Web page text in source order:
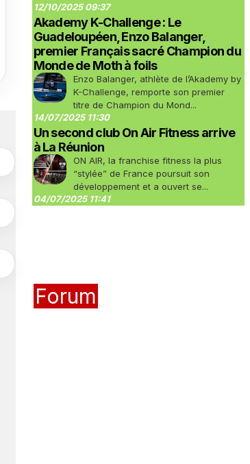
12/10/2025 09:37
Akademy K-Challenge : Le
Guadeloupéen, Enzo Balanger,
premier Français sacré Champion du
Monde de Moth à foils
Enzo Balanger, athlète de l’Akademy by
K-Challenge, remporte son premier
titre de Champion du Mond...
14/07/2025 11:30
Un second club On Air Fitness arrive
à La Réunion
ON AIR, la franchise fitness la plus
“stylée” de France poursuit son
développement et a ouvert se...
04/07/2025 11:41
Forum